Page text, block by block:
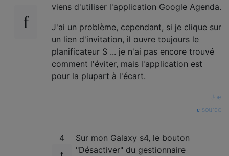
viens d'utiliser l'application Google Agenda.
J'ai un problème, cependant, si je clique sur
un lien d'invitation, il ouvre toujours le
planificateur S ... je n'ai pas encore trouvé
comment l'éviter, mais l'application est
pour la plupart à l'écart.
Joe
source
4
Sur mon Galaxy s4, le bouton
"Désactiver" du gestionnaire